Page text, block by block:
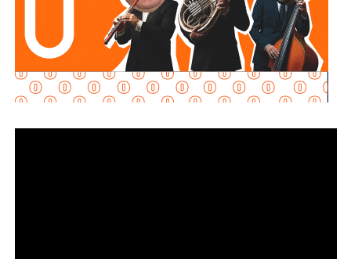
” desarrollado con el objetivo de encontrar líneas
procesales que permitan el esclarecimiento de los
hechos.
Este arresto reactiva el proceso en contra deAguirre
2011y presentó su renuncia al cargo en2014, derivado de